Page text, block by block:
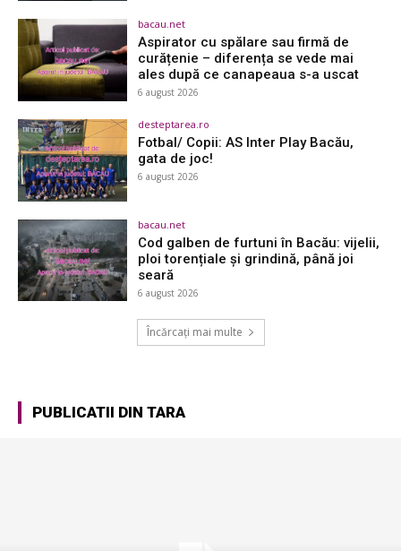
bacau.net
Aspirator cu spălare sau firmă de
curățenie – diferența se vede mai
ales după ce canapeaua s-a uscat
6 august 2026
desteptarea.ro
Fotbal/ Copii: AS Inter Play Bacău,
gata de joc!
6 august 2026
bacau.net
Cod galben de furtuni în Bacău: vijelii,
ploi torențiale și grindină, până joi
seară
6 august 2026
Încărcați mai multe
PUBLICATII DIN TARA